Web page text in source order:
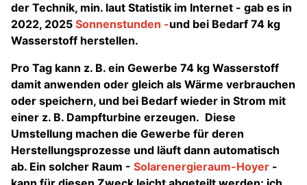
der Technik, min. laut Statistik im Internet - gab es in
2022, 2025 Sonnenstunden -und bei Bedarf 74 kg
Wasserstoff herstellen.
Pro Tag kann z. B. ein Gewerbe 74 kg Wasserstoff
damit anwenden oder gleich als Wärme verbrauchen
oder speichern, und bei Bedarf wieder in Strom mit
einer z. B. Dampfturbine erzeugen. Diese
Umstellung machen die Gewerbe für deren
Herstellungsprozesse und läuft dann automatisch
ab. Ein solcher Raum - Solarenergieraum-Hoyer -